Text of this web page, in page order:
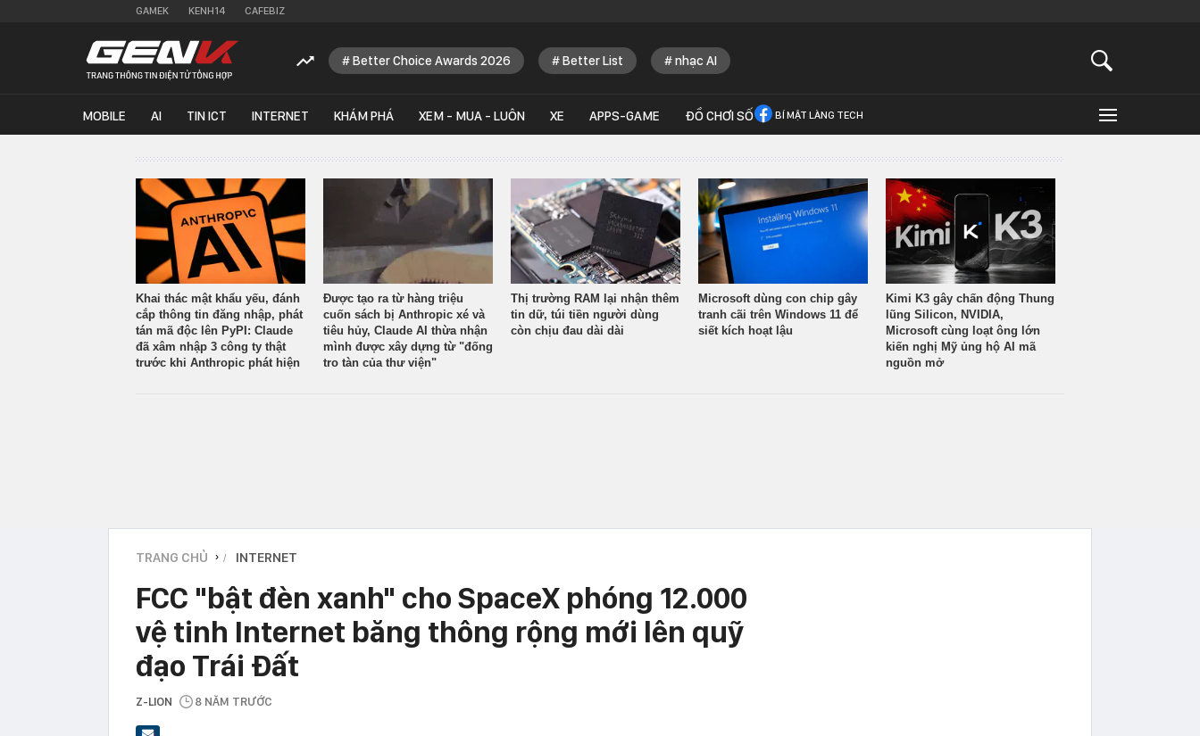
GAMEK KENH14 CAFEBIZ
Better Choice Awards 2026 Better List nhạc AI
MOBILE AI TIN ICT INTERNET KHÁM PHÁ XEM - MUA - LUÔN XE APPS-GAME ĐỒ CHƠI SỐ BÍ MẬT LÀNG TECH
Khai thác mật khẩu yếu, đánh
cắp thông tin đăng nhập, phát
tán mã độc lên PyPI: Claude
đã xâm nhập 3 công ty thật
trước khi Anthropic phát hiện
Được tạo ra từ hàng triệu
cuốn sách bị Anthropic xé và
tiêu hủy, Claude AI thừa nhận
mình được xây dựng từ "đống
tro tàn của thư viện"
Thị trường RAM lại nhận thêm
tin dữ, túi tiền người dùng
còn chịu đau dài dài
Microsoft dùng con chip gây
tranh cãi trên Windows 11 để
siết kích hoạt lậu
Kimi K3 gây chấn động Thung
lũng Silicon, NVIDIA,
Microsoft cùng loạt ông lớn
kiến nghị Mỹ ủng hộ AI mã
nguồn mở
TRANG CHỦ › INTERNET
FCC "bật đèn xanh" cho SpaceX phóng 12.000
vệ tinh Internet băng thông rộng mới lên quỹ
đạo Trái Đất
Z-LION 8 NĂM TRƯỚC